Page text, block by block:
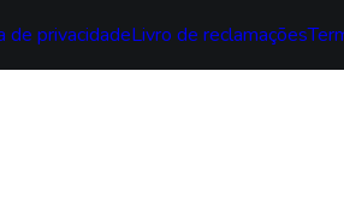
de privacidadeLivro de reclamações